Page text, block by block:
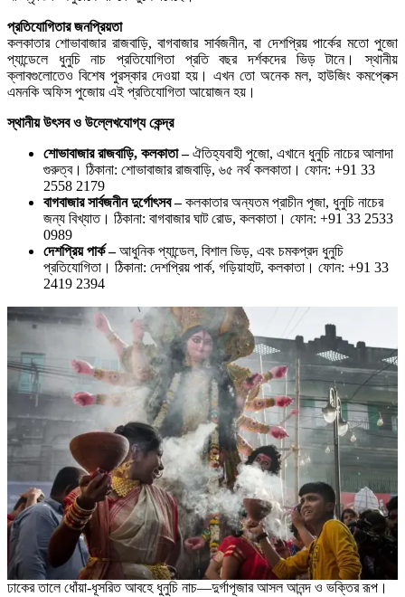
প্রতিযোগিতার জনপ্রিয়তা
কলকাতার শোভাবাজার রাজবাড়ি, বাগবাজার সার্বজনীন, বা দেশপ্রিয় পার্কের মতো পুজো
প্যান্ডেলে ধুনুচি নাচ প্রতিযোগিতা প্রতি বছর দর্শকদের ভিড় টানে। স্থানীয়
ক্লাবগুলোতেও বিশেষ পুরস্কার দেওয়া হয়। এখন তো অনেক মল, হাউজিং কমপ্লেক্স
এমনকি অফিস পুজোয় এই প্রতিযোগিতা আয়োজন হয়।
স্থানীয় উৎসব ও উল্লেখযোগ্য কেন্দ্র
শোভাবাজার রাজবাড়ি, কলকাতা –ঐতিহ্যবাহী পুজো, এখানে ধুনুচি নাচের আলাদা
গুরুত্ব। ঠিকানা: শোভাবাজার রাজবাড়ি, ৬৫ নর্থ কলকাতা। ফোন: +91 33
2558 2179
বাগবাজার সার্বজনীন দুর্গোৎসব –কলকাতার অন্যতম প্রাচীন পূজা, ধুনুচি নাচের
জন্য বিখ্যাত। ঠিকানা: বাগবাজার ঘাট রোড, কলকাতা। ফোন: +91 33 2533
0989
দেশপ্রিয় পার্ক –আধুনিক প্যান্ডেল, বিশাল ভিড়, এবং চমকপ্রদ ধুনুচি
প্রতিযোগিতা। ঠিকানা: দেশপ্রিয় পার্ক, গড়িয়াহাট, কলকাতা। ফোন: +91 33
2419 2394
ঢাকের তালে ধোঁয়া-ধূসরিত আবহে ধুনুচি নাচ—দুর্গাপূজার আসল আনন্দ ও ভক্তির রূপ।